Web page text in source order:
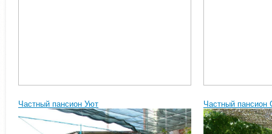
Частный пансион Уют Частный пансион